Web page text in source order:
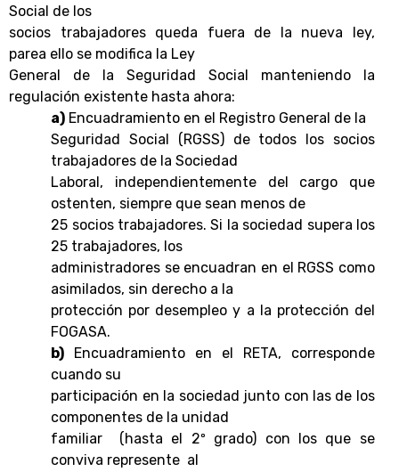
Social de los
socios trabajadores queda fuera de la nueva ley,
parea ello se modifica la Ley
General de la Seguridad Social manteniendo la
regulación existente hasta ahora:
a) Encuadramiento en el Registro General de la
Seguridad Social (RGSS) de todos los socios
trabajadores de la Sociedad
Laboral, independientemente del cargo que
ostenten, siempre que sean menos de
25 socios trabajadores. Si la sociedad supera los
25 trabajadores, los
administradores se encuadran en el RGSS como
asimilados, sin derecho a la
protección por desempleo y a la protección del
FOGASA.
b) Encuadramiento en el RETA, corresponde
cuando su
participación en la sociedad junto con las de los
componentes de la unidad
familiar (hasta el 2º grado) con los que se
conviva represente al